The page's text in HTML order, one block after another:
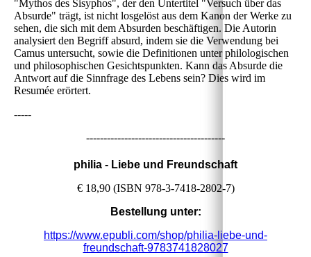
"Mythos des Sisyphos", der den Untertitel "Versuch über das
Absurde" trägt, ist nicht losgelöst aus dem Kanon der Werke zu
sehen, die sich mit dem Absurden beschäftigen. Die Autorin
analysiert den Begriff absurd, indem sie die Verwendung bei
Camus untersucht, sowie die Definitionen unter philologischen
und philosophischen Gesichtspunkten. Kann das Absurde die
Antwort auf die Sinnfrage des Lebens sein? Dies wird im
Resumée erörtert.
-----
----------------------------------------
philia - Liebe und Freundschaft
€ 18,90 (ISBN 978-3-7418-2802-7)
Bestellung unter:
https://www.epubli.com/shop/philia-liebe-und-
freundschaft-9783741828027